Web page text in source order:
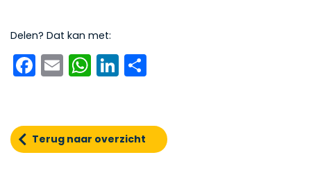
Delen? Dat kan met:
Facebook
EmailWhatsApp
LinkedIn
Terug naar overzicht